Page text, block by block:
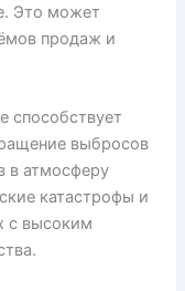
Это может
продаж и
способствует
выбросов
в атмосферу
катастрофы и
с высоким